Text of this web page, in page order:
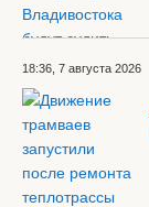
18:36, 7 августа 2026